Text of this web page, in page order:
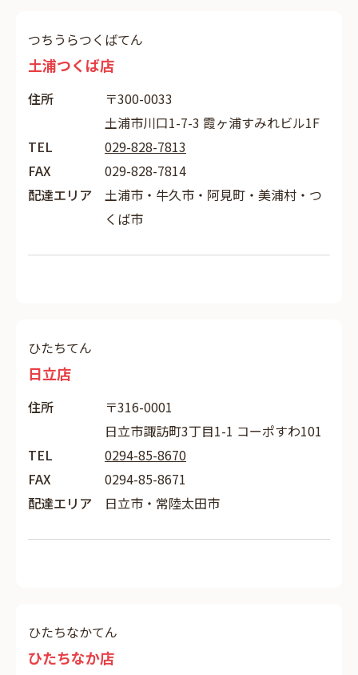
つちうらつくばてん
土浦つくば店
住所
〒300-0033
土浦市川口1-7-3 霞ヶ浦すみれビル1F
TEL
029-828-7813
FAX
029-828-7814
配達エリア
土浦市・牛久市・阿見町・美浦村・つ
くば市
ひたちてん
日立店
住所
〒316-0001
日立市諏訪町3丁目1-1 コーポすわ101
TEL
0294-85-8670
FAX
0294-85-8671
配達エリア
日立市・常陸太田市
ひたちなかてん
ひたちなか店